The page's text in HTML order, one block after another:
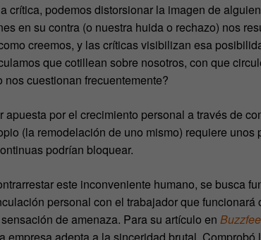
crítica, podemos distorsionar la imagen de
en su contra (o nuestra huida o rechazo) nos
creemos, y las críticas visibilizan esa
que cotillean sobre nosotros, con que
nos cuestionan frecuentemente?
apuesta por el crecimiento personal a través de
(la remodelación de uno mismo) requiere
podrían bloquear.
este inconveniente humano, se busca
personal con el trabajador que
de amenaza. Para su artículo en
empresa adepta a la sinceridad brutal.